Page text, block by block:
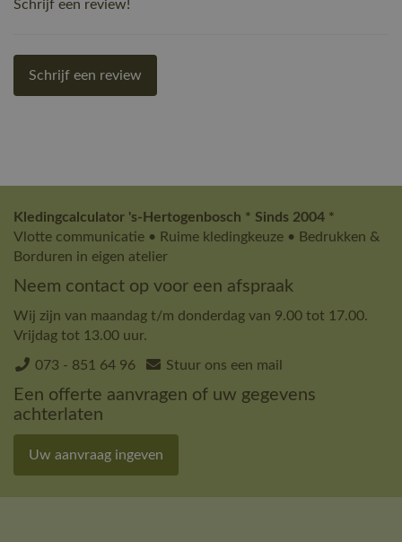
Schrijf een review!
Schrijf een review
Kledingcalculator 's-Hertogenbosch * Sinds 2004 *
Vlotte communicatie • Ruime kledingkeuze • Bedrukken &
Borduren in eigen atelier
Neem contact op voor een afspraak
Wij zijn van maandag t/m donderdag van 9.00 tot 17.00.
Vrijdag tot 13.00 uur.
073 - 851 64 96 Stuur ons een mail
Een offerte aanvragen of uw gegevens
achterlaten
Uw aanvraag ingeven